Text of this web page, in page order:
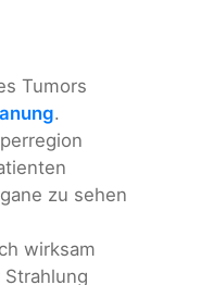
Tumors
.
zu sehen
wirksam